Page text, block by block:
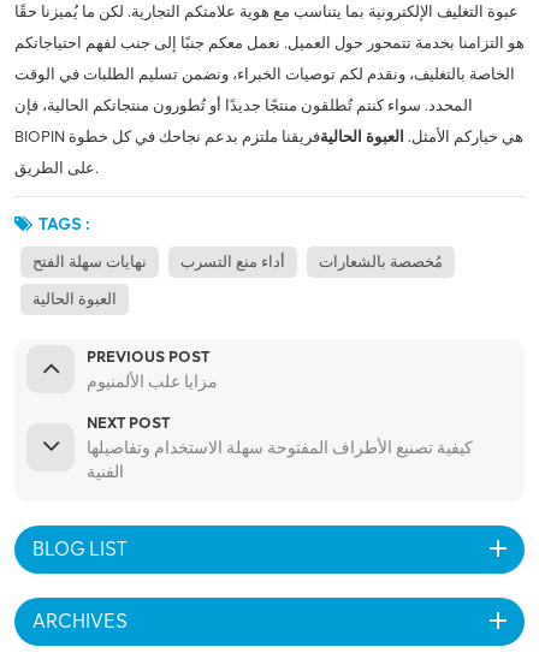
عبوة التغليف الإلكترونية بما يتناسب مع هوية علامتكم التجارية. لكن ما يُميزنا حقًا
هو التزامنا بخدمة تتمحور حول العميل. نعمل معكم جنبًا إلى جنب لفهم احتياجاتكم
الخاصة بالتغليف، ونقدم لكم توصيات الخبراء، ونضمن تسليم الطلبات في الوقت
المحدد. سواء كنتم تُطلقون منتجًا جديدًا أو تُطورون منتجاتكم الحالية، فإن
BIOPIN هي خياركم الأمثل. العبوة الحاليةفريقنا ملتزم بدعم نجاحك في كل خطوة
على الطريق.
TAGS :
نهايات سهلة الفتح أداء منع التسرب مُخصصة بالشعارات
العبوة الحالية
PREVIOUS POST
مزايا علب الألمنيوم
NEXT POST
كيفية تصنيع الأطراف المفتوحة سهلة الاستخدام وتفاصيلها
الفنية
BLOG LIST
ARCHIVES